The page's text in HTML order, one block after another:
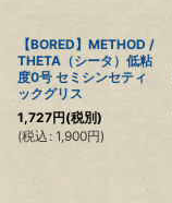
【BORED】METHOD /
THETA（シータ）低粘
度0号 セミシンセティ
ックグリス
1,727円(税別)
(税込 : 1,900円)